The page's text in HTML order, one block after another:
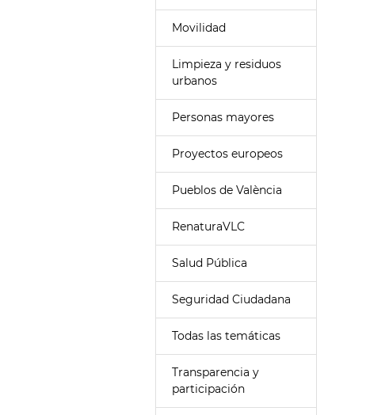
Movilidad
Limpieza y residuos
urbanos
Personas mayores
Proyectos europeos
Pueblos de València
RenaturaVLC
Salud Pública
Seguridad Ciudadana
Todas las temáticas
Transparencia y
participación